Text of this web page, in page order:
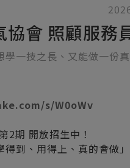
會 照顧服務
學一技之長、又能做一份
s/W0oWv
2期 開放招生中！
到、用得上、真的會做